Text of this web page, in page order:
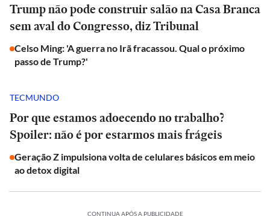
Trump não pode construir salão na Casa Branca
sem aval do Congresso, diz Tribunal
Celso Ming: 'A guerra no Irã fracassou. Qual o próximo
passo de Trump?'
TECMUNDO
Por que estamos adoecendo no trabalho?
Spoiler: não é por estarmos mais frágeis
Geração Z impulsiona volta de celulares básicos em meio
ao detox digital
CONTINUA APÓS A PUBLICIDADE